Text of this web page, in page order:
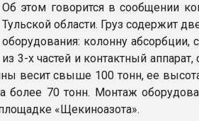
Об этом говорится в сообщении
Тульской области. Груз содержит
оборудования: колонну абсорбции,
из 3-х частей и контактный аппарат,
весит свыше 100 тонн, ее
более 70 тонн. Монтаж
«Щекиноазота».